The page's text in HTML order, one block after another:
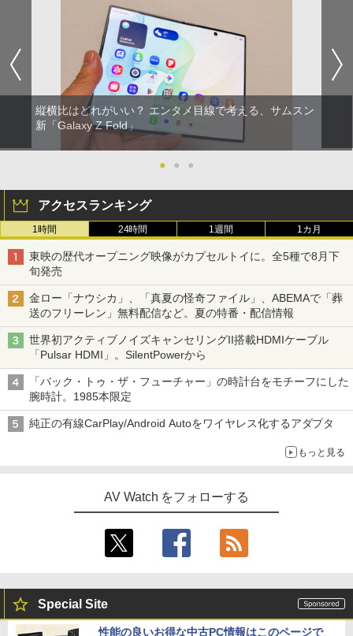
縦横比はどれがいい？ エンタメ目線で考える、サムスン
新「Galaxy Z Fold」
● ● ●
アクセスランキング
1時間 24時間 1週間 1カ月
東映の歴代オープニング映像がカプセルトイに。全5種で8月下
旬発売
金ロー「ナウシカ」、「真夏の怪奇ファイル」、ABEMAで「葬
送のフリーレン」無料配信など。夏の特番・配信情報
世界初アクティブノイズキャンセリングII搭載HDMIケーブル
「Pulsar HDMI」。SilentPowerから
「バック・トゥ・ザ・フューチャー」の時計台をモチーフにした
腕時計。1985本限定
純正の有線CarPlay/Android Autoをワイヤレス化するアダプタ
もっと見る
AV Watch をフォローする
Special Site
性能の良いお得な中古PC情報はこのページで